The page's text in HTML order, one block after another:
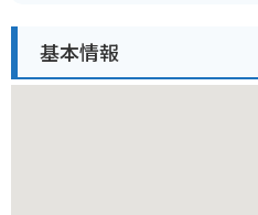
見頃は種類によって異なり、4
めます。
基本情報